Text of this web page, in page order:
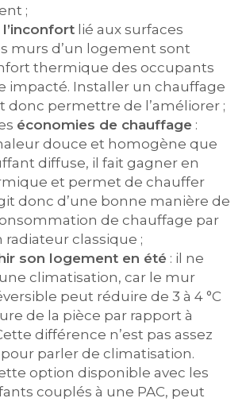
;
lié aux surfaces
murs d’un logement sont
thermique des occupants
impacté. Installer un chauffage
donc permettre de l’améliorer ;
économies de chauffage :
douce et homogène que
diffuse, il fait gagner en
et permet de chauffer
donc d’une bonne manière de
de chauffage par
radiateur classique ;
son logement en été : il ne
climatisation, car le mur
peut réduire de 3 à 4 °C
de la pièce par rapport à
différence n’est pas assez
parler de climatisation.
option disponible avec les
couplés à une PAC, peut